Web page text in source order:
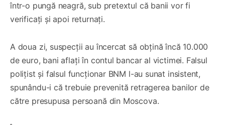
într-o pungă neagră, sub pretextul că banii vor fi
verificați și apoi returnați.
A doua zi, suspecții au încercat să obțină încă 10.000
de euro, bani aflați în contul bancar al victimei. Falsul
polițist și falsul funcționar BNM l-au sunat insistent,
spunându-i că trebuie prevenită retragerea banilor de
către presupusa persoană din Moscova.